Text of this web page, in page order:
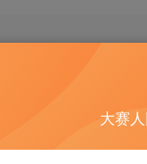
接口），查看
大赛